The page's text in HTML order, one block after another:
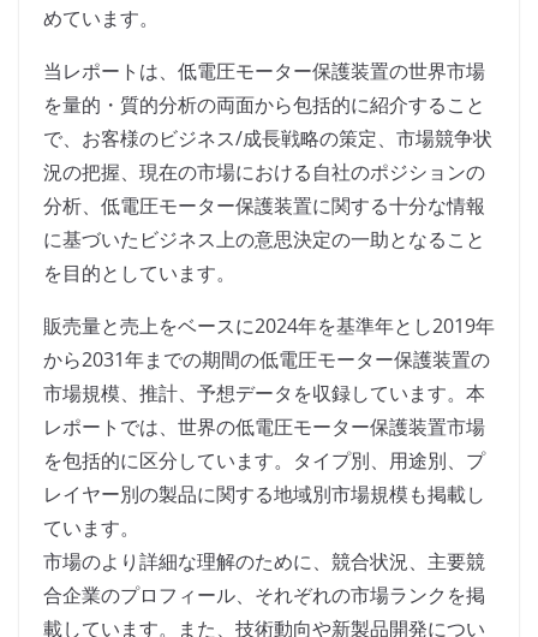
めています。
当レポートは、低電圧モーター保護装置の世界市場
を量的・質的分析の両面から包括的に紹介すること
で、お客様のビジネス/成長戦略の策定、市場競争状
況の把握、現在の市場における自社のポジションの
分析、低電圧モーター保護装置に関する十分な情報
に基づいたビジネス上の意思決定の一助となること
を目的としています。
販売量と売上をベースに2024年を基準年とし2019年
から2031年までの期間の低電圧モーター保護装置の
市場規模、推計、予想データを収録しています。本
レポートでは、世界の低電圧モーター保護装置市場
を包括的に区分しています。タイプ別、用途別、プ
レイヤー別の製品に関する地域別市場規模も掲載し
ています。
市場のより詳細な理解のために、競合状況、主要競
合企業のプロフィール、それぞれの市場ランクを掲
載しています。また、技術動向や新製品開発につい